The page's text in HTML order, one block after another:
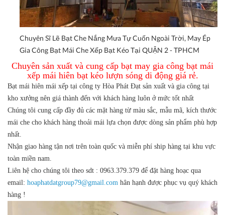
Chuyên Sĩ Lẽ Bạt Che Nắng Mưa Tự Cuốn Ngoài Trời, May Ép
Gia Công Bạt Mái Che Xếp Bạt Kéo Tại QUẬN 2 - TPHCM
Chuyên sản xuất và cung cấp bạt may gia công bạt mái
xếp mái hiên bạt kéo lượn sóng di động giá rẻ.
Bạt mái hiên mái xếp tại công ty Hòa Phát Đạt sản xuất và gia công tại
kho xưởng nên giá thành đến với khách hàng luôn ở mức tốt nhất
Chúng tôi cung cấp đầy đủ các mặt hàng từ màu sắc, mẫu mã, kích thước
mái che cho khách hàng thoải mái lựa chọn được dòng sản phẩm phù hợp
nhất.
Nhận giao hàng tận nơi trên toàn quốc và miễn phí ship hàng tại khu vực
toàn miền nam.
Liên hệ cho chúng tôi theo sdt : 0963.379.379 để đặt hàng hoạc qua
email: hoaphatdatgroup79@gmail.com hân hạnh được phục vụ quý khách
hàng !